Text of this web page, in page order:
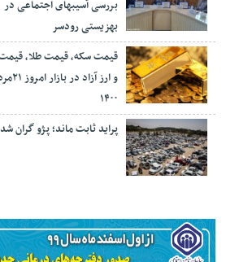
بررسی آسیبهای اجتماعی در
بهزیستی رودسر
قیمت سکه، قیمت طلا، قیمت
و ارز آزاد در
۱۴۰۰
پراید ثابت ماند؛ پژو گران شد